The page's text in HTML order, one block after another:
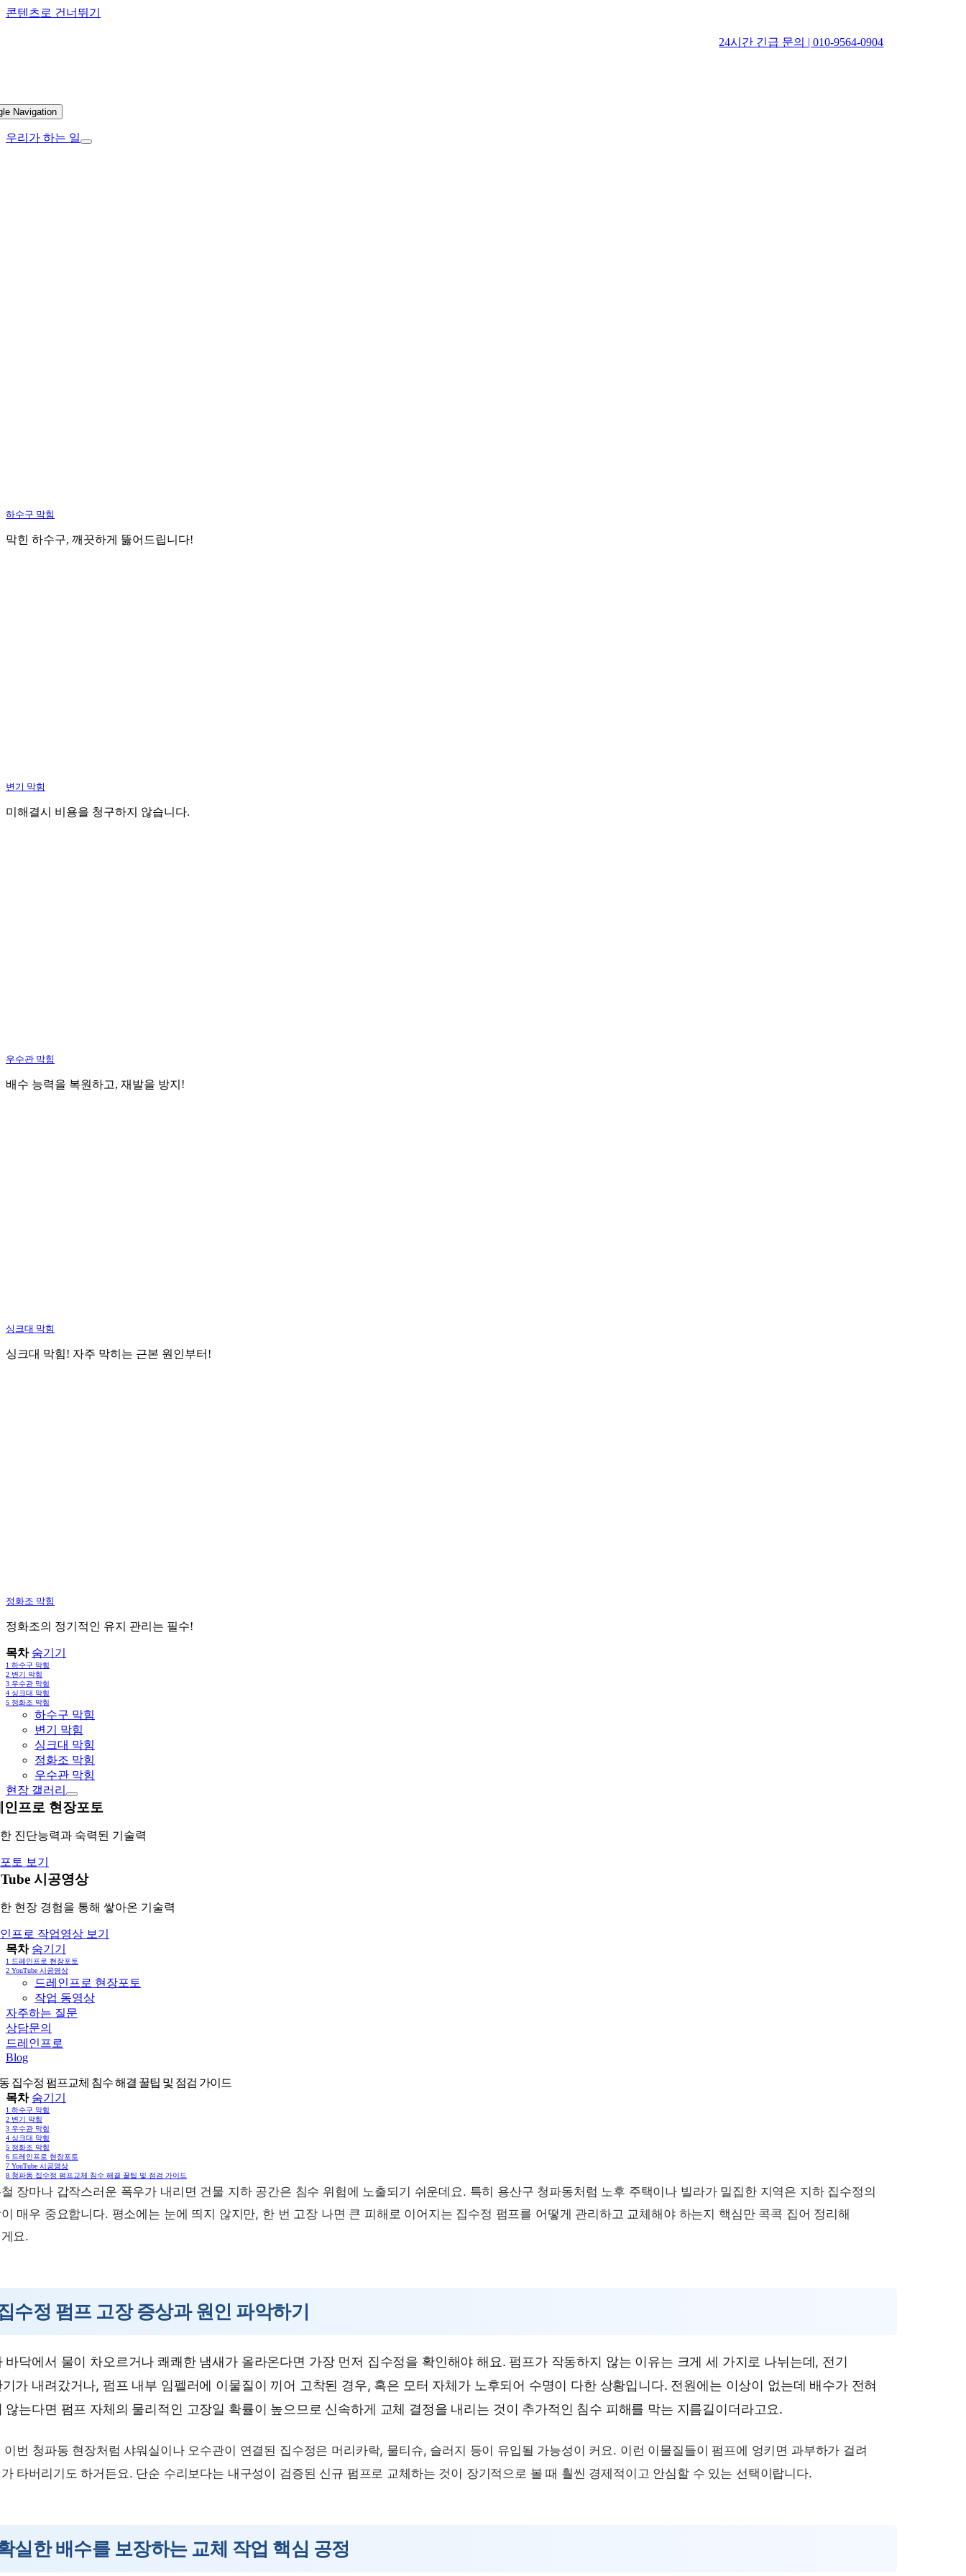
콘텐츠로 건너뛰기
24시간 긴급 문의 | 010-9564-0904
Navigation
우리가 하는 일
하수구 막힘
막힌 하수구, 깨끗하게 뚫어드립니다!
변기 막힘
미해결시 비용을 청구하지 않습니다.
우수관 막힘
배수 능력을 복원하고, 재발을 방지!
싱크대 막힘
싱크대 막힘! 자주 막히는 근본 원인부터!
정화조 막힘
정화조의 정기적인 유지 관리는 필수!
목차 숨기기
1 하수구 막힘
2 변기 막힘
3 우수관 막힘
4 싱크대 막힘
5 정화조 막힘
하수구 막힘
변기 막힘
싱크대 막힘
정화조 막힘
우수관 막힘
현장 갤러리
인프로 현장포토
진단능력과 숙력된 기술력
토 보기
시공영상
현장 경험을 통해 쌓아온 기술력
프로 작업영상 보기
목차 숨기기
1 드레인프로 현장포토
2 YouTube 시공영상
드레인프로 현장포토
작업 동영상
자주하는 질문
상담문의
드레인프로
Blog
집수정 펌프교체 침수 해결 꿀팁 및 점검 가이드
목차 숨기기
1 하수구 막힘
2 변기 막힘
3 우수관 막힘
4 싱크대 막힘
5 정화조 막힘
6 드레인프로 현장포토
7 YouTube 시공영상
8 청파동 집수정 펌프교체 침수 해결 꿀팁 및 점검 가이드
장마나 갑작스러운 폭우가 내리면 건물 지하 공간은 침수 위험에 노출되기 쉬운데요. 특히 용산구 청파동처럼 노후 주택이나 빌라가 밀집한 지역은 지하 집수정의
매우 중요합니다. 평소에는 눈에 띄지 않지만, 한 번 고장 나면 큰 피해로 이어지는 집수정 펌프를 어떻게 관리하고 교체해야 하는지 핵심만 콕콕 집어 정리해
요.
수정 펌프 고장 증상과 원인 파악하기
바닥에서 물이 차오르거나 쾌쾌한 냄새가 올라온다면 가장 먼저 집수정을 확인해야 해요. 펌프가 작동하지 않는 이유는 크게 세 가지로 나뉘는데, 전기
가 내려갔거나, 펌프 내부 임펠러에 이물질이 끼어 고착된 경우, 혹은 모터 자체가 노후되어 수명이 다한 상황입니다. 전원에는 이상이 없는데 배수가 전혀
않는다면 펌프 자체의 물리적인 고장일 확률이 높으므로 신속하게 교체 결정을 내리는 것이 추가적인 침수 피해를 막는 지름길이더라고요.
이번 청파동 현장처럼 샤워실이나 오수관이 연결된 집수정은 머리카락, 물티슈, 슬러지 등이 유입될 가능성이 커요. 이런 이물질들이 펌프에 엉키면 과부하가 걸려
타버리기도 하거든요. 단순 수리보다는 내구성이 검증된 신규 펌프로 교체하는 것이 장기적으로 볼 때 훨씬 경제적이고 안심할 수 있는 선택이랍니다.
실한 배수를 보장하는 교체 작업 핵심 공정